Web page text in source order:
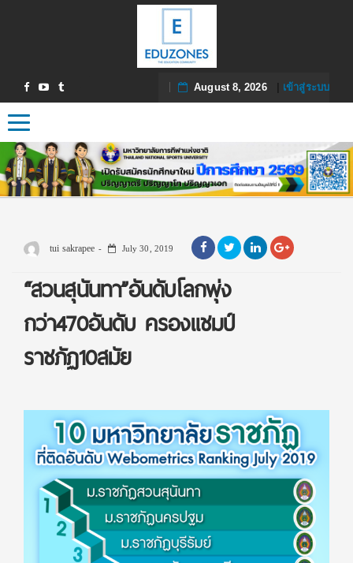
August 8, 2026| เข้าสู่ระบบ
Toggle navigation
tui sakrapee July 30, 2019
“สวนสุนันทา”อันดับโลกพุ่ง
กว่า470อันดับ ครองแชมป์
ราชภัฏ10สมัย